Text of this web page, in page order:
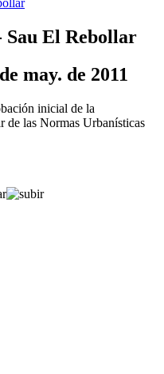
El Rebollar
may. de 2011
inicial de la
las Normas Urbanísticas